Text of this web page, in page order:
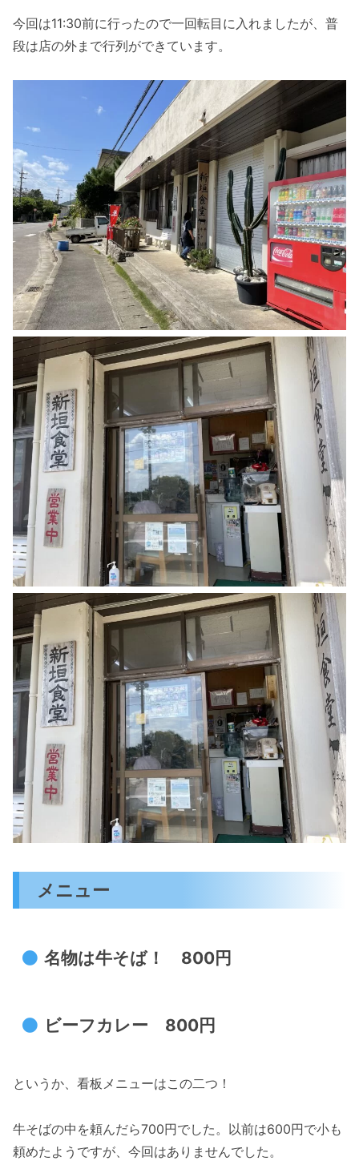
今回は11:30前に行ったので一回転目に入れましたが、普
段は店の外まで行列ができています。
メニュー
名物は牛そば！ 800円
ビーフカレー 800円
というか、看板メニューはこの二つ！
牛そばの中を頼んだら700円でした。以前は600円で小も
頼めたようですが、今回はありませんでした。